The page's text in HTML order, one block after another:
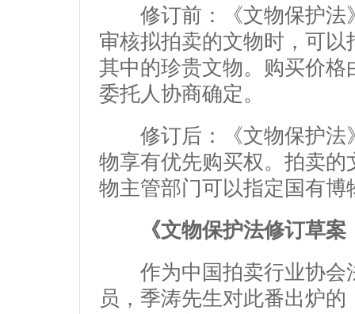
修订前：《文物保护法
审核拟拍卖的文物时，可
其中的珍贵文物。购买价
委托人协商确定。
修订后：《文物保护法
物享有优先购买权。拍卖
物主管部门可以指定国有博
《文物保护法修订草
作为中国拍卖行业协会
员，季涛先生对此番出炉